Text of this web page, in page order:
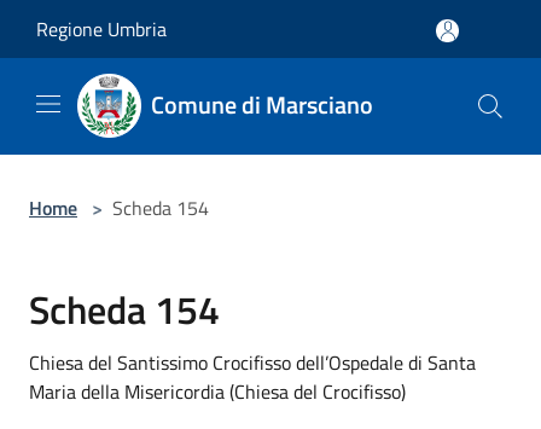
Regione Umbria
Comune di Marsciano
Home > Scheda 154
Scheda 154
Chiesa del Santissimo Crocifisso dell’Ospedale di Santa
Maria della Misericordia (Chiesa del Crocifisso)